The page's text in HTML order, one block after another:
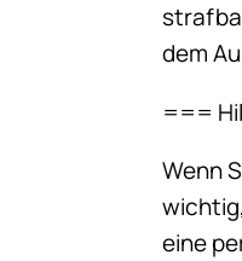
dem
===
Wenn
eine